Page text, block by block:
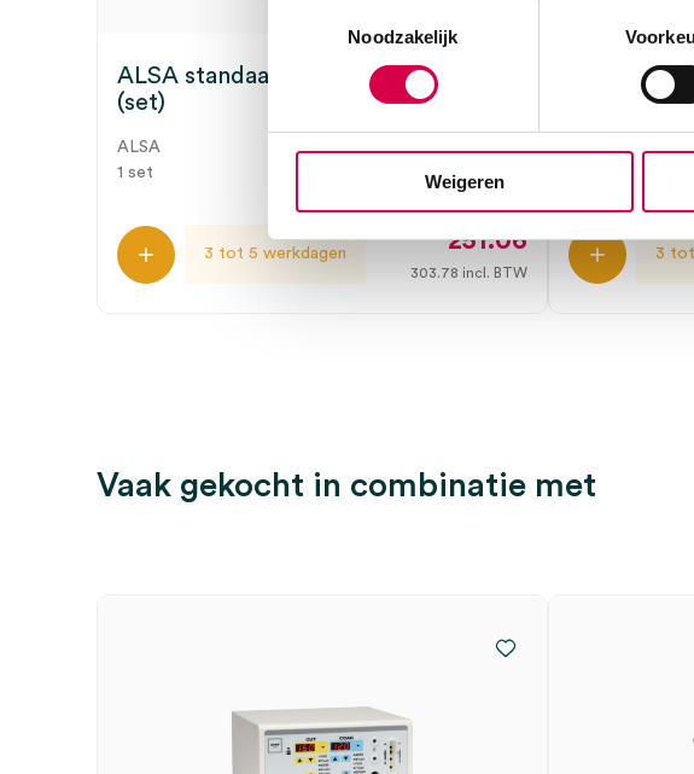
Noodzakelijk
Weigeren
ALSA standaard accessoires B700/A
(set)
ALSA
1 set
3 tot 5 werkdagen 251.06
303.78 incl. BTW
ALSA
ALSA
3 tot
Vaak gekocht in combinatie met